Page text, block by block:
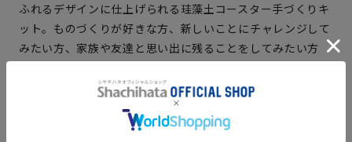
ふれるデザインに仕上げられる珪藻土コースター手づくりキ
ット。ものづくりが好きな方、新しいことにチャレンジして
みたい方、家族や友達と思い出に残ることをしてみたい方
珪藻土コースター 手づくりキットのアレンジレシピはこちら